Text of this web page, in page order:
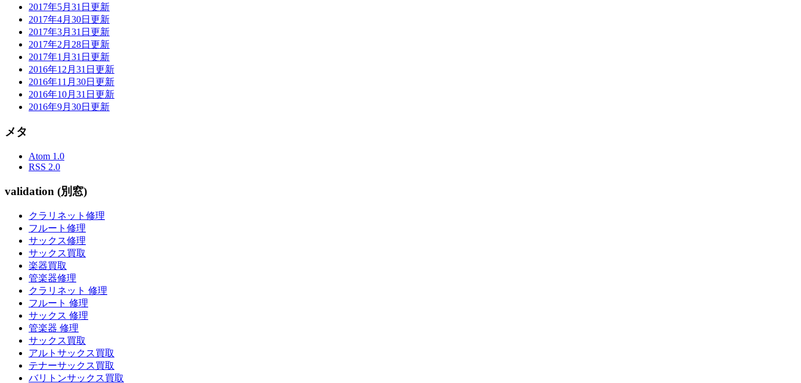
2017年5月31日更新
2017年4月30日更新
2017年3月31日更新
2017年2月28日更新
2017年1月31日更新
2016年12月31日更新
2016年11月30日更新
2016年10月31日更新
2016年9月30日更新
メタ
Atom 1.0
RSS 2.0
validation (別窓)
クラリネット修理
フルート修理
サックス修理
サックス買取
楽器買取
管楽器修理
クラリネット 修理
フルート 修理
サックス 修理
管楽器 修理
サックス買取
アルトサックス買取
テナーサックス買取
バリトンサックス買取